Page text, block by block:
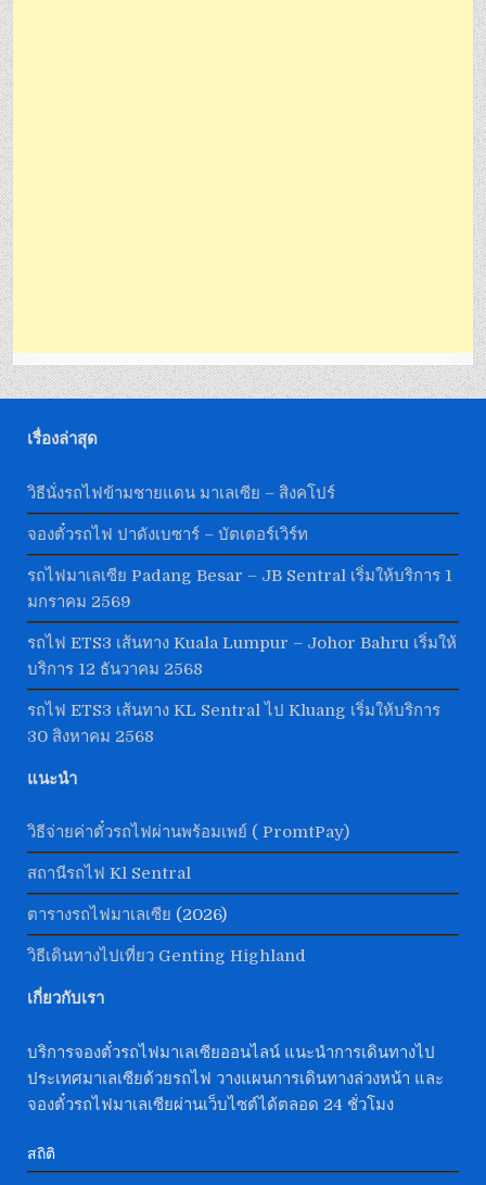
เรื่องล่าสุด
วิธีนั่งรถไฟข้ามชายแดน มาเลเซีย – สิงคโปร์
จองตั๋วรถไฟ ปาดังเบซาร์ – บัตเตอร์เวิร์ท
รถไฟมาเลเซีย Padang Besar – JB Sentral เริ่มให้บริการ 1
มกราคม 2569
รถไฟ ETS3 เส้นทาง Kuala Lumpur – Johor Bahru เริ่มให้
บริการ 12 ธันวาคม 2568
รถไฟ ETS3 เส้นทาง KL Sentral ไป Kluang เริ่มให้บริการ
30 สิงหาคม 2568
แนะนำ
วิธีจ่ายค่าตั๋วรถไฟผ่านพร้อมเพย์ ( PromtPay)
สถานีรถไฟ Kl Sentral
ตารางรถไฟมาเลเซีย (2026)
วิธีเดินทางไปเที่ยว Genting Highland
เกี่ยวกับเรา
บริการจองตั๋วรถไฟมาเลเซียออนไลน์ แนะนำการเดินทางไป
ประเทศมาเลเซียด้วยรถไฟ วางแผนการเดินทางล่วงหน้า และ
จองตั๋วรถไฟมาเลเซียผ่านเว็บไซต์ได้ตลอด 24 ชั่วโมง
สถิติ